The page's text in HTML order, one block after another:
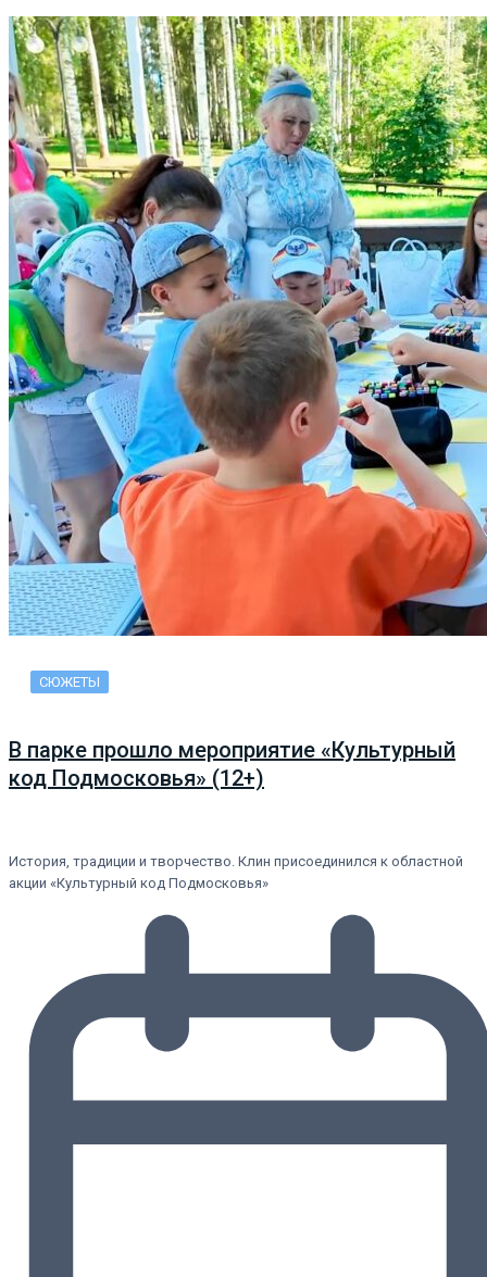
СЮЖЕТЫ
В парке прошло мероприятие «Культурный
код Подмосковья» (12+)
История, традиции и творчество. Клин присоединился к областной
акции «Культурный код Подмосковья»